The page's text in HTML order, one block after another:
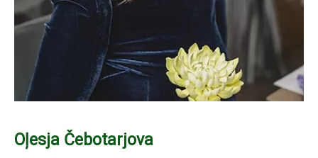
Oļesja Čebotarjova